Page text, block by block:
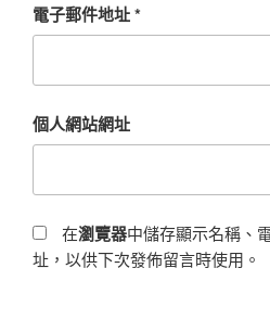
電子郵件地址*
個人網站網址
在瀏覽器中儲存顯示名稱、
址，以供下次發佈留言時使用。